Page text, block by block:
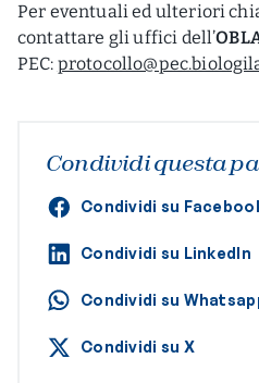
Per eventuali ed ulteriori
contattare gli uffici dell’
PEC:
Condividi questa
Condividi su
Condividi su LinkedIn
Condividi su
Condividi su X